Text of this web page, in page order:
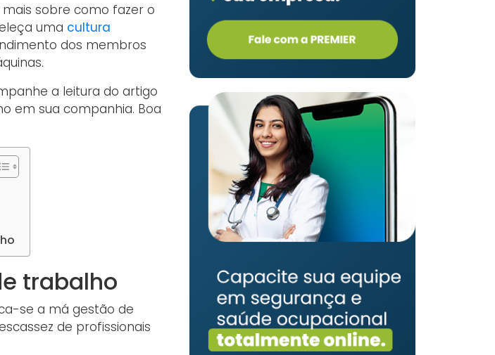
sobre como fazer o
uma cultura
dos membros
a leitura do artigo
em sua companhia. Boa
trabalho
se a má gestão de
de profissionais